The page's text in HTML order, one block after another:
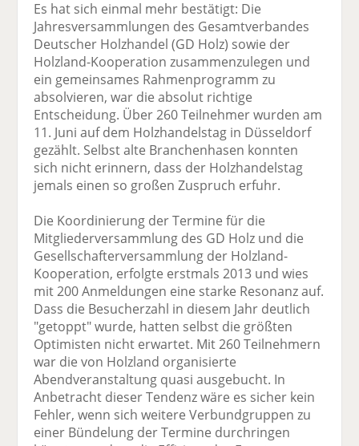
Es hat sich einmal mehr bestätigt: Die
Jahresversammlungen des Gesamtverbandes
Deutscher Holzhandel (GD Holz) sowie der
Holzland-Kooperation zusammenzulegen und
ein gemeinsames Rahmenprogramm zu
absolvieren, war die absolut richtige
Entscheidung. Über 260 Teilnehmer wurden am
11. Juni auf dem Holzhandelstag in Düsseldorf
gezählt. Selbst alte Branchenhasen konnten
sich nicht erinnern, dass der Holzhandelstag
jemals einen so großen Zuspruch erfuhr.
Die Koordinierung der Termine für die
Mitgliederversammlung des GD Holz und die
Gesellschafterversammlung der Holzland-
Kooperation, erfolgte erstmals 2013 und wies
mit 200 Anmeldungen eine starke Resonanz auf.
Dass die Besucherzahl in diesem Jahr deutlich
"getoppt" wurde, hatten selbst die größten
Optimisten nicht erwartet. Mit 260 Teilnehmern
war die von Holzland organisierte
Abendveranstaltung quasi ausgebucht. In
Anbetracht dieser Tendenz wäre es sicher kein
Fehler, wenn sich weitere Verbundgruppen zu
einer Bündelung der Termine durchringen